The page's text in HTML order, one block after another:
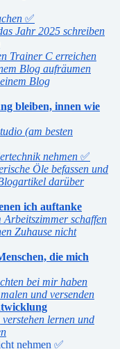
✅
Jahr 2025 schreiben
Trainer C erreichen
Blog aufräumen
Blog
bleiben, innen wie
(am besten
nehmen ✅
Öle befassen und
darüber
ich auftanke
schaffen
Zuhause nicht
die mich
bei mir haben
und versenden
lernen und
nehmen ✅